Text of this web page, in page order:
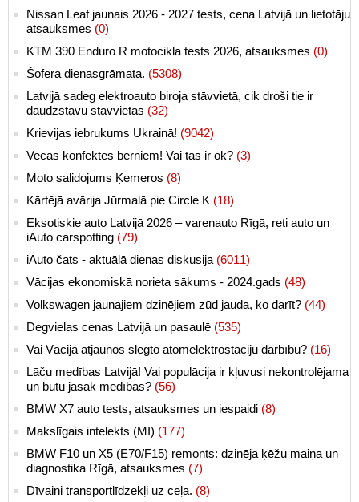
Nissan Leaf jaunais 2026 - 2027 tests, cena Latvijā un lietotāju
atsauksmes (0)
KTM 390 Enduro R motocikla tests 2026, atsauksmes (0)
Šofera dienasgrāmata. (5308)
Latvijā sadeg elektroauto biroja stāvvietā, cik droši tie ir
daudzstāvu stāvvietās (32)
Krievijas iebrukums Ukrainā! (9042)
Vecas konfektes bērniem! Vai tas ir ok? (3)
Moto salidojums Ķemeros (8)
Kārtējā avārija Jūrmalā pie Circle K (18)
Eksotiskie auto Latvijā 2026 – varenauto Rīgā, reti auto un
iAuto carspotting (79)
iAuto čats - aktuālā dienas diskusija (6011)
Vācijas ekonomiskā norieta sākums - 2024.gads (48)
Volkswagen jaunajiem dzinējiem zūd jauda, ko darīt? (44)
Degvielas cenas Latvijā un pasaulē (535)
Vai Vācija atjaunos slēgto atomelektrostaciju darbību? (16)
Lāču medības Latvijā! Vai populācija ir kļuvusi nekontrolējama
un būtu jāsāk medības? (56)
BMW X7 auto tests, atsauksmes un iespaidi (8)
Makslīgais intelekts (MI) (177)
BMW F10 un X5 (E70/F15) remonts: dzinēja ķēžu maiņa un
diagnostika Rīgā, atsauksmes (7)
Dīvaini transportlīdzekļi uz ceļa. (8)